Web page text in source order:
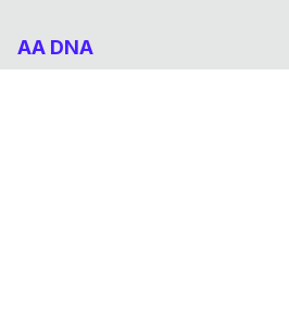
AA DNA